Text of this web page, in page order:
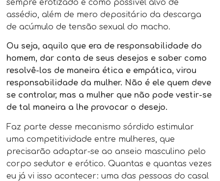
sempre erotizado e como possível alvo de
assédio, além de mero depositário da descarga
de acúmulo de tensão sexual do macho.
Ou seja, aquilo que era de responsabilidade do
homem, dar conta de seus desejos e saber como
resolvê-los de maneira ética e empática, virou
responsabilidade da mulher. Não é ele quem deve
se controlar, mas a mulher que não pode vestir-se
de tal maneira a lhe provocar o desejo.
Faz parte desse mecanismo sórdido estimular
uma competitividade entre mulheres, que
precisarão adaptar-se ao anseio masculino pelo
corpo sedutor e erótico. Quantas e quantas vezes
eu já vi isso acontecer: uma das pessoas do casal